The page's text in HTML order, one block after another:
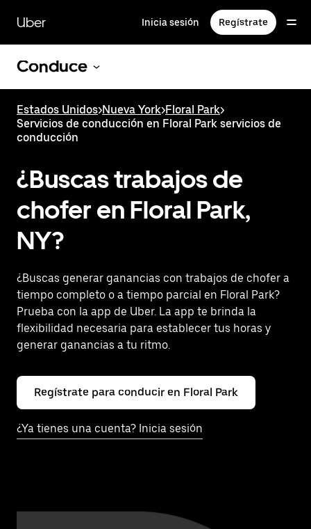
contenido
principal
Uber Inicia sesión Regístrate
Conduce
Estados Unidos>Nueva York>Floral Park>
Servicios de conducción en Floral Park servicios de
conducción
¿Buscas trabajos de
chofer en Floral Park,
NY?
¿Buscas generar ganancias con trabajos de chofer a
tiempo completo o a tiempo parcial en Floral Park?
Prueba con la app de Uber. La app te brinda la
flexibilidad necesaria para establecer tus horas y
generar ganancias a tu ritmo.
Regístrate para conducir en Floral Park
¿Ya tienes una cuenta? Inicia sesión